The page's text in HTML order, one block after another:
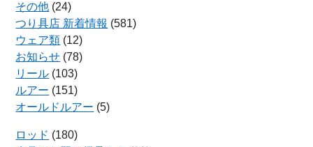
その他 (24)
つり具店 新着情報 (581)
ウェア類 (12)
お知らせ (78)
リール (103)
ルアー (151)
オールドルアー (5)
ロッド (180)